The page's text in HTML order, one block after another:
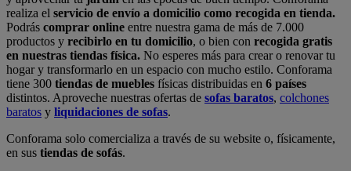
realiza el servicio de envío a domicilio como recogida en tienda.
Podrás comprar online entre nuestra gama de más de 7.000
productos y recibirlo en tu domicilio, o bien con recogida gratis
en nuestras tiendas física. No esperes más para crear o renovar tu
hogar y transformarlo en un espacio con mucho estilo. Conforama
tiene 300 tiendas de muebles físicas distribuidas en 6 países
distintos. Aproveche nuestras ofertas de sofas baratos, colchones
baratos y liquidaciones de sofas.
Conforama solo comercializa a través de su website o, físicamente,
en sus tiendas de sofás.